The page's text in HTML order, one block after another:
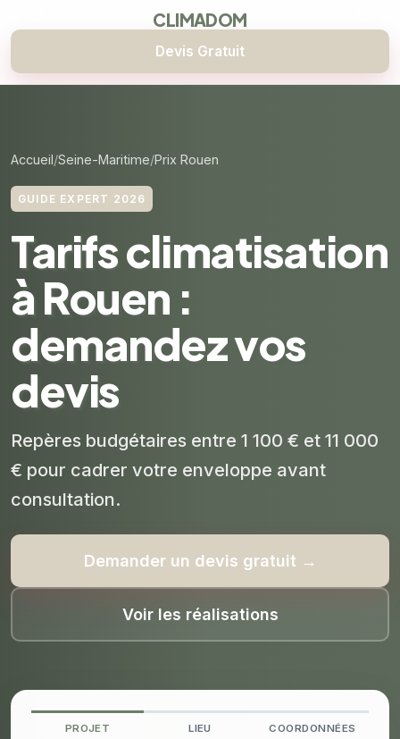
CLIMADOM
Devis Gratuit
Accueil Seine-Maritime Prix Rouen
GUIDE EXPERT 2026
Tarifs climatisation
à Rouen :
demandez vos
devis
Repères budgétaires entre 1 100 € et 11 000
€ pour cadrer votre enveloppe avant
consultation.
Demander un devis gratuit →
Voir les réalisations
PROJET LIEU COORDONNÉES